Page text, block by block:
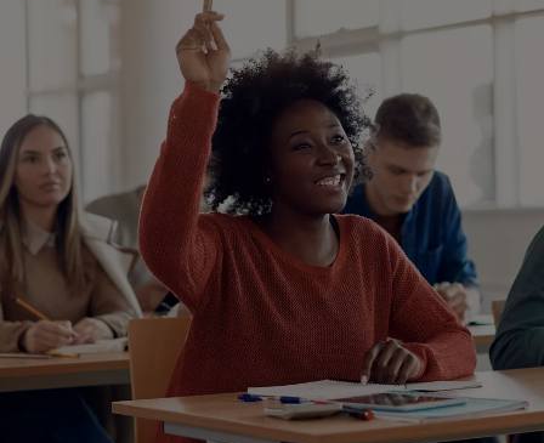
EUROPE
Austria
Belgium
France
Germany
Ireland
Spain
Netherlands
United Kingdom
Switzerland